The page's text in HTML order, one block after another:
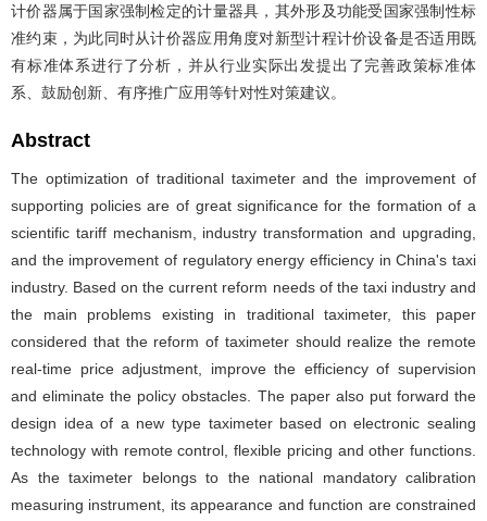
计价器属于国家强制检定的计量器具，其外形及功能受国家强制性标
准约束，为此同时从计价器应用角度对新型计程计价设备是否适用既
有标准体系进行了分析，并从行业实际出发提出了完善政策标准体
系、鼓励创新、有序推广应用等针对性对策建议。
Abstract
The optimization of traditional taximeter and the improvement of
supporting policies are of great significance for the formation of a
scientific tariff mechanism, industry transformation and upgrading,
and the improvement of regulatory energy efficiency in China's taxi
industry. Based on the current reform needs of the taxi industry and
the main problems existing in traditional taximeter, this paper
considered that the reform of taximeter should realize the remote
real-time price adjustment, improve the efficiency of supervision
and eliminate the policy obstacles. The paper also put forward the
design idea of a new type taximeter based on electronic sealing
technology with remote control, flexible pricing and other functions.
As the taximeter belongs to the national mandatory calibration
measuring instrument, its appearance and function are constrained